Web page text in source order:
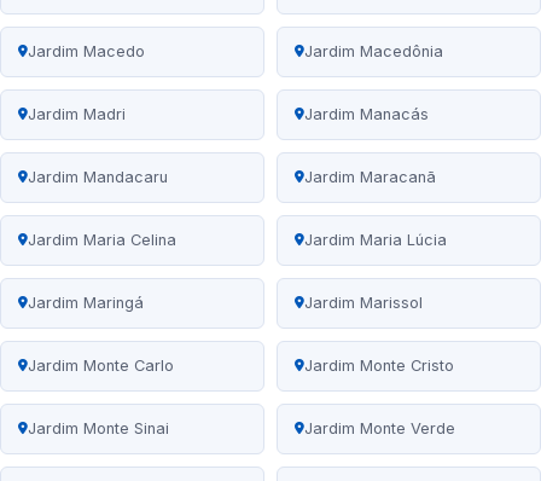
Jardim Macedo Jardim Macedônia
Jardim Madri Jardim Manacás
Jardim Mandacaru Jardim Maracanã
Jardim Maria Celina Jardim Maria Lúcia
Jardim Maringá Jardim Marissol
Jardim Monte Carlo Jardim Monte Cristo
Jardim Monte Sinai Jardim Monte Verde